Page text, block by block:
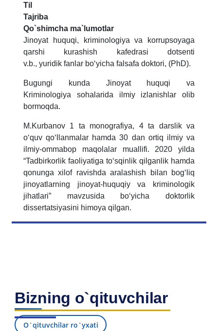
Til
Tajriba
Qo`shimcha ma`lumotlar
Jinoyat huquqi, kriminologiya va korrupsoyaga
qarshi kurashish kafedrasi dotsenti
v.b., yuridik fanlar bo‘yicha falsafa doktori, (PhD).
Bugungi kunda Jinoyat huquqi va
Kriminologiya sohalarida ilmiy izlanishlar olib
bormoqda.
M.Kurbanov 1 ta monografiya, 4 ta darslik va
o‘quv qo‘llanmalar hamda 30 dan ortiq ilmiy va
ilmiy-ommabop maqolalar muallifi. 2020 yilda
“Tadbirkorlik faoliyatiga to‘sqinlik qilganlik hamda
qonunga xilof ravishda aralashish bilan bog‘liq
jinoyatlarning jinoyat-huquqiy va kriminologik
jihatlari” mavzusida bo‘yicha doktorlik
dissertatsiyasini himoya qilgan.
Bizning o`qituvchilar
O`qituvchilar ro`yxati